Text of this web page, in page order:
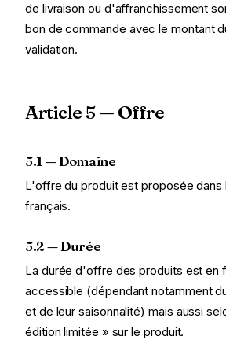
de livraison ou d'affranchissement
bon de commande avec le montant
validation.
Article 5 — Offre
5.1 — Domaine
L'offre du produit est proposée dans
français.
5.2 — Durée
La durée d'offre des produits est en
accessible (dépendant notamment
et de leur saisonnalité) mais aussi
édition limitée » sur le produit.